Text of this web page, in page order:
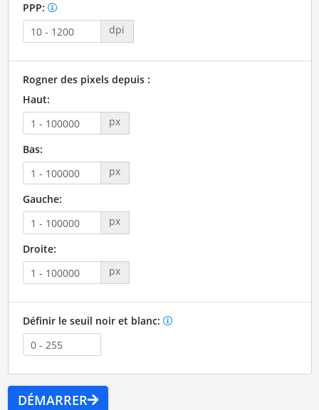
PPP:
dpi
Rogner des pixels depuis :
Haut:
px
Bas:
px
Gauche:
px
Droite:
px
Définir le seuil noir et blanc:
DÉMARRER